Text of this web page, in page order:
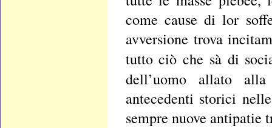
come cause di lor
avversione trova
tutto ciò che sà di
dell’uomo allato
antecedenti storici
sempre nuove antipatie